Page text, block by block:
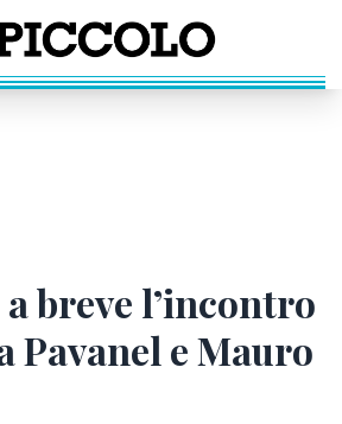
breve l’incontro
Pavanel e Mauro